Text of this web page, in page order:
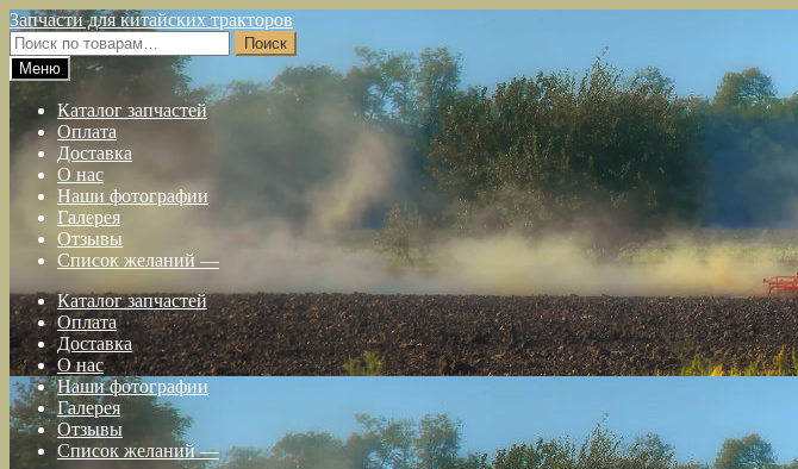
Перейти
к
навигации
Перейти
к
содержимому
Запчасти для китайских тракторов
Искать:
Поиск
Меню
Каталог запчастей
Оплата
Доставка
О нас
Наши фотографии
Галерея
Отзывы
Список желаний —
Каталог запчастей
Оплата
Доставка
О нас
Наши фотографии
Галерея
Отзывы
Список желаний —